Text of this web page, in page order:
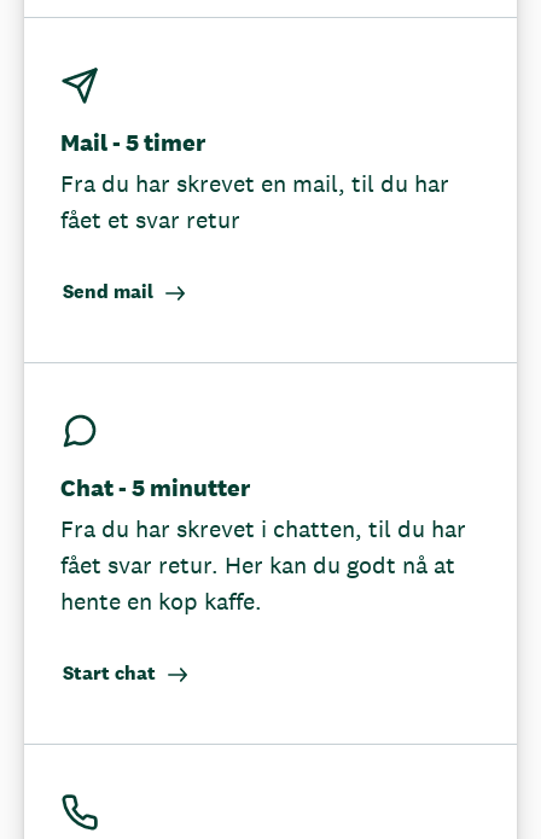
Mail - 5 timer
Fra du har skrevet en mail, til du har
fået et svar retur
Send mail
Chat - 5 minutter
Fra du har skrevet i chatten, til du har
fået svar retur. Her kan du godt nå at
hente en kop kaffe.
Start chat